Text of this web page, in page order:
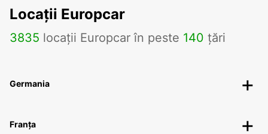
Locații Europcar
3835 locații Europcar în peste 140 țări
Germania
Franța